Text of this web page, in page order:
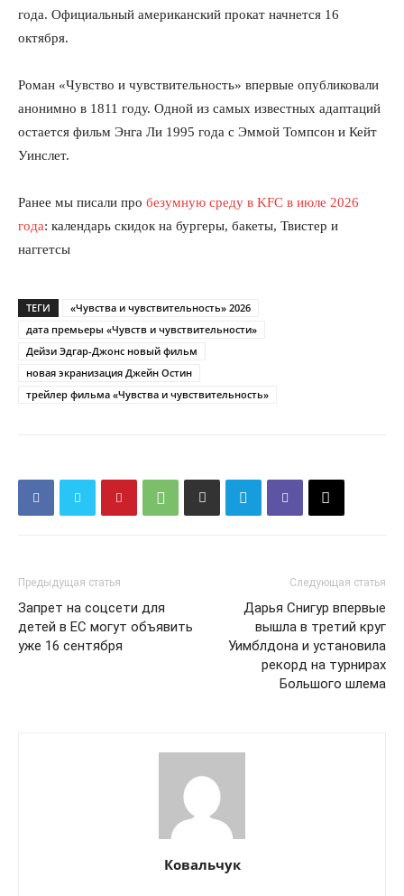
года. Официальный американский прокат начнется 16
октября.
Роман «Чувство и чувствительность» впервые опубликовали
анонимно в 1811 году. Одной из самых известных адаптаций
остается фильм Энга Ли 1995 года с Эммой Томпсон и Кейт
Уинслет.
Ранее мы писали про безумную среду в KFC в июле 2026
года: календарь скидок на бургеры, бакеты, Твистер и
наггетсы
ТЕГИ
«Чувства и чувствительность» 2026
дата премьеры «Чувств и чувствительности»
Дейзи Эдгар-Джонс новый фильм
новая экранизация Джейн Остин
трейлер фильма «Чувства и чувствительность»
Предыдущая статья
Запрет на соцсети для
детей в ЕС могут объявить
уже 16 сентября
Следующая статья
Дарья Снигур впервые
вышла в третий круг
Уимблдона и установила
рекорд на турнирах
Большого шлема
Ковальчук